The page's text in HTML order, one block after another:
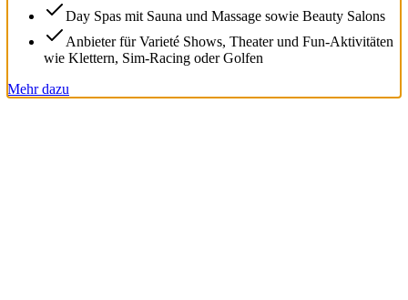
Day Spas mit Sauna und Massage sowie Beauty Salons
Anbieter für Varieté Shows, Theater und Fun-Aktivitäten
wie Klettern, Sim-Racing oder Golfen
Mehr dazu